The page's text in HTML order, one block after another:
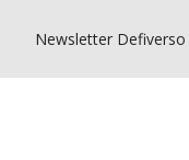
Newsletter Defiverso